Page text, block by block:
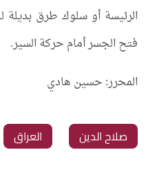
الرئيسة أو سلوك طرق بديلة
فتح الجسر أمام حركة السير.
المحرر: حسين هادي
صلاح الدين العراق